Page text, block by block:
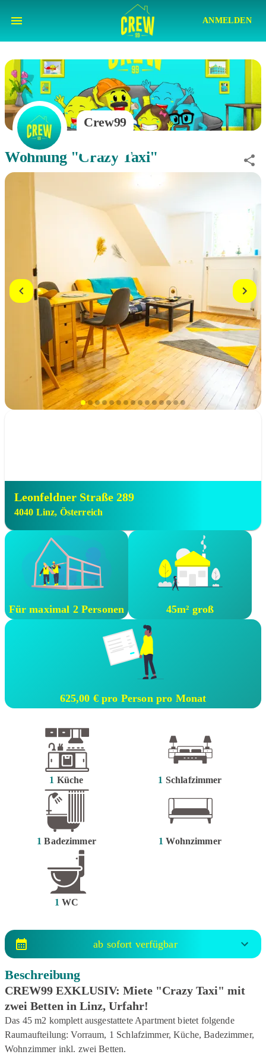
ANMELDEN
Crew99
Wohnung "Crazy Taxi"
Leonfeldner Straße 289
4040 Linz, Österreich
Für maximal 2 Personen 45m² groß
625,00 € pro Person pro Monat
1 Küche 1 Schlafzimmer
1 Badezimmer 1 Wohnzimmer
1WC
ab sofort verfügbar
Beschreibung
CREW99 EXKLUSIV: Miete "Crazy Taxi" mit
zwei Betten in Linz, Urfahr!
Das 45 m2 komplett ausgestattete Apartment bietet folgende
Raumaufteilung: Vorraum, 1 Schlafzimmer, Küche, Badezimmer,
Wohnzimmer inkl. zwei Betten.